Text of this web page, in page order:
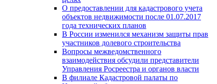
О предоставлении для кадастрового учета
объектов недвижимости после 01.07.2017
года технических планов
В России изменился механизм защиты прав
участников долевого строительства
Вопросы межведомственного
взаимодействия обсудили представители
Управления Росреестра и органов власти
В филиале Кадастровой палаты по